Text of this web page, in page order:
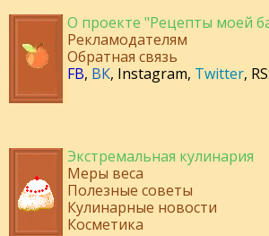
О проекте "Рецепты моей
Рекламодателям
Обратная связь
FB, ВК, Instagram, Twitter,
Экстремальная кулинария
Меры веса
Полезные советы
Кулинарные новости
Косметика